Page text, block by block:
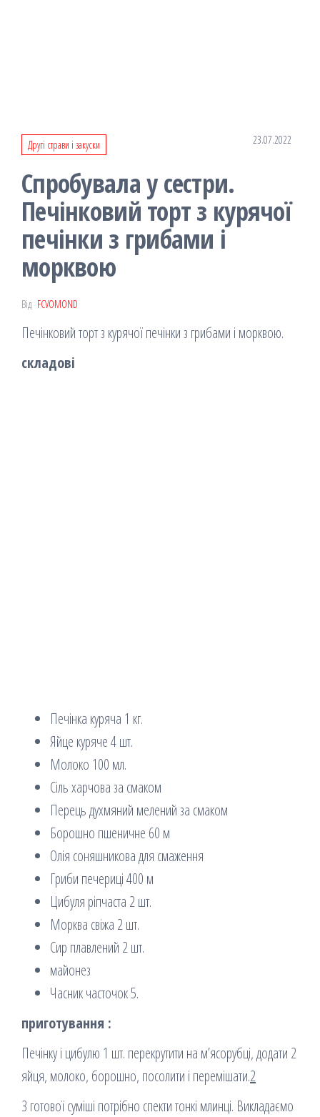
Другі страви і закуски 23.07.2022
Спробувала у сестри.
Печінковий торт з курячої
печінки з грибами і
морквою
Від FCVOMOND
Печінковий торт з курячої печінки з грибами і морквою.
складові
Печінка куряча 1 кг.
Яйце куряче 4 шт.
Молоко 100 мл.
Сіль харчова за смаком
Перець духмяний мелений за смаком
Борошно пшеничне 60 м
Олія соняшникова для смаження
Гриби печериці 400 м
Цибуля ріпчаста 2 шт.
Морква свіжа 2 шт.
Сир плавлений 2 шт.
майонез
Часник часточок 5.
приготування :
Печінку і цибулю 1 шт. перекрутити на м’ясорубці, додати 2
яйця, молоко, борошно, посолити і перемішати.2
З готової суміші потрібно спекти тонкі млинці. Викладаємо